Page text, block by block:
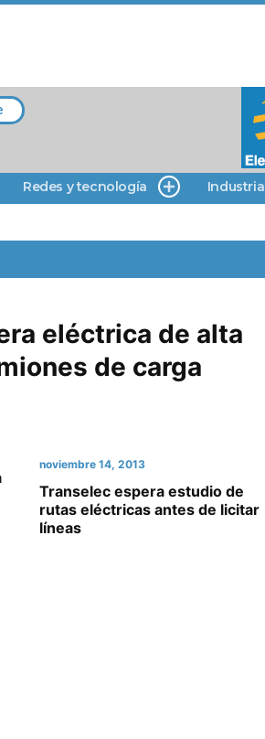
Redes y tecnología Industria
eléctrica de alta
de carga
noviembre 14, 2013
Transelec espera estudio de
rutas eléctricas antes de licitar
líneas